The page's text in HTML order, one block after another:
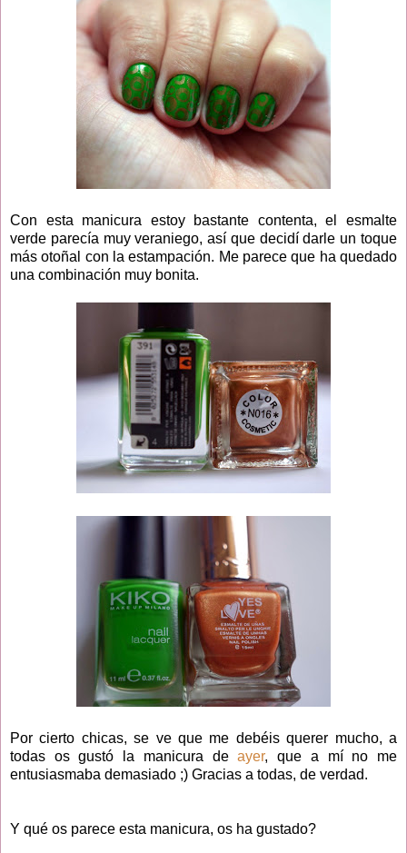
Con esta manicura estoy bastante contenta, el esmalte
verde parecía muy veraniego, así que decidí darle un toque
más otoñal con la estampación. Me parece que ha quedado
una combinación muy bonita.
Por cierto chicas, se ve que me debéis querer mucho, a
todas os gustó la manicura deayer, que a mí no me
entusiasmaba demasiado ;) Gracias a todas, de verdad.
Y qué os parece esta manicura, os ha gustado?